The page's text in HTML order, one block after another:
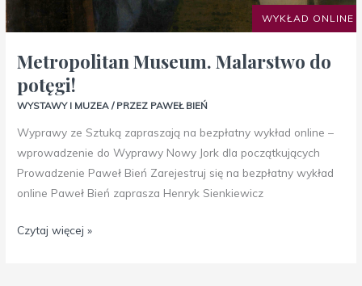
WYKŁAD ONLINE
Metropolitan Museum. Malarstwo do
potęgi!
WYSTAWY I MUZEA / PRZEZ PAWEŁ BIEŃ
Wyprawy ze Sztuką zapraszają na bezpłatny wykład online –
wprowadzenie do Wyprawy Nowy Jork dla początkujących
Prowadzenie Paweł Bień Zarejestruj się na bezpłatny wykład
online Paweł Bień zaprasza Henryk Sienkiewicz
Czytaj więcej »